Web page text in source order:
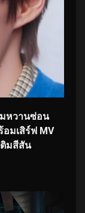
มหวานซ่อน
อมเสิร์ฟ MV
ติมสีสัน